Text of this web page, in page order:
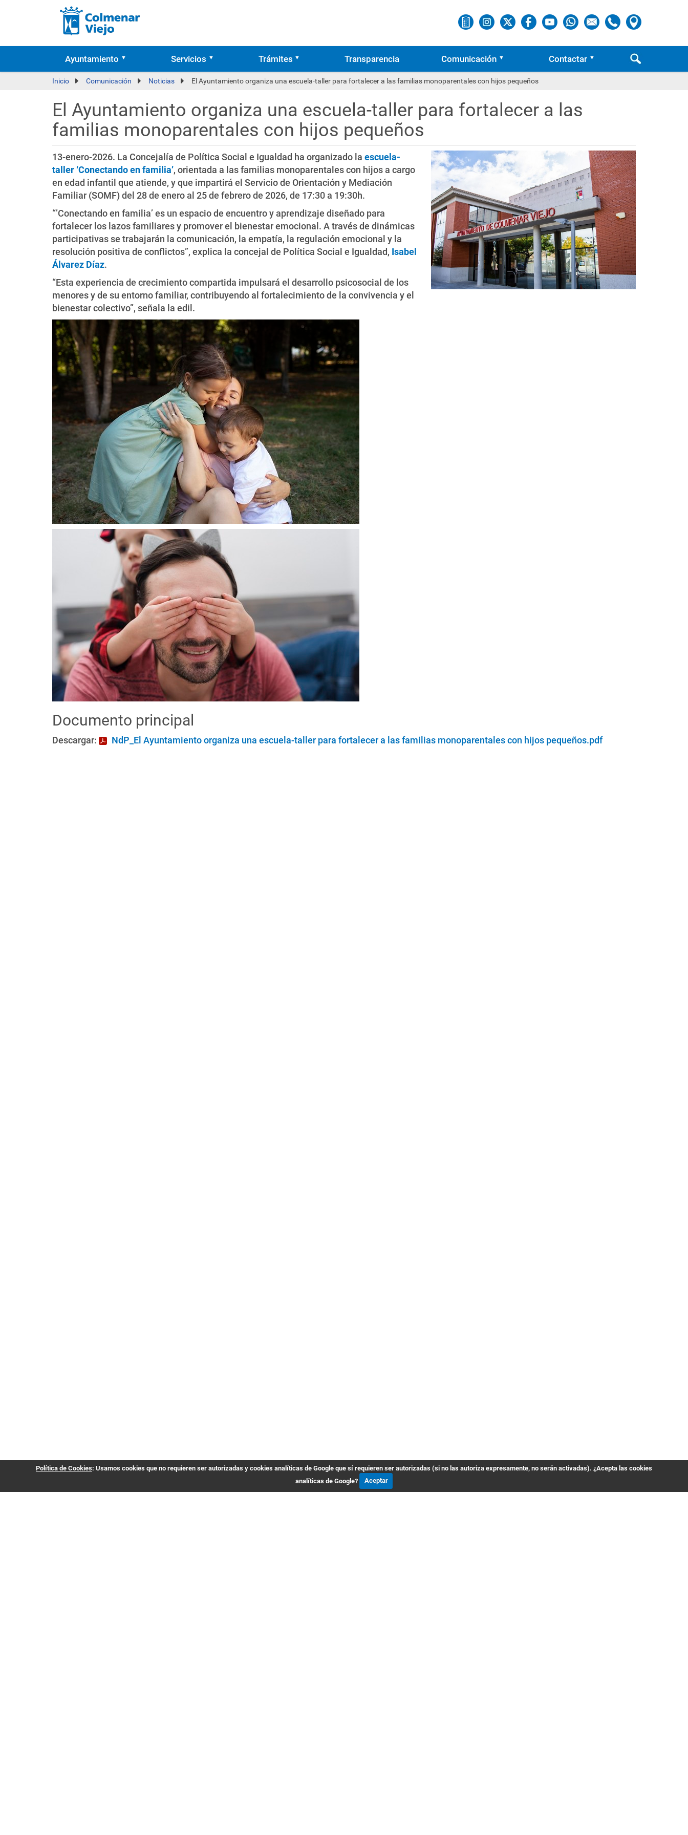
Ayuntamiento Servicios Trámites Transparencia Comunicación Contactar
Inicio Comunicación Noticias El Ayuntamiento organiza una escuela-taller para fortalecer a las familias monoparentales con hijos pequeños
El Ayuntamiento organiza una escuela-taller para fortalecer a las
familias monoparentales con hijos pequeños
13-enero-2026. La Concejalía de Política Social e Igualdad ha organizado la escuela-
taller ‘Conectando en familia’, orientada a las familias monoparentales con hijos a cargo
en edad infantil que atiende, y que impartirá el Servicio de Orientación y Mediación
Familiar (SOMF) del 28 de enero al 25 de febrero de 2026, de 17:30 a 19:30h.
“’Conectando en familia’ es un espacio de encuentro y aprendizaje diseñado para
fortalecer los lazos familiares y promover el bienestar emocional. A través de dinámicas
participativas se trabajarán la comunicación, la empatía, la regulación emocional y la
resolución positiva de conflictos”, explica la concejal de Política Social e Igualdad, Isabel
Álvarez Díaz.
“Esta experiencia de crecimiento compartida impulsará el desarrollo psicosocial de los
menores y de su entorno familiar, contribuyendo al fortalecimiento de la convivencia y el
bienestar colectivo”, señala la edil.
Documento principal
Descargar: NdP_El Ayuntamiento organiza una escuela-taller para fortalecer a las familias monoparentales con hijos pequeños.pdf
Política de Cookies: Usamos cookies que no requieren ser autorizadas y cookies analíticas de Google que sí requieren ser autorizadas (si no las autoriza expresamente, no serán activadas). ¿Acepta las cookies
analíticas de Google?
Aceptar